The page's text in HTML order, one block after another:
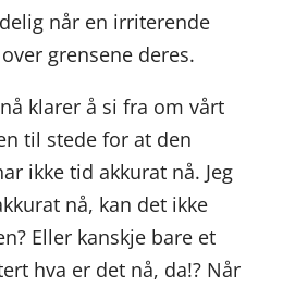
når en irriterende
grensene deres.
klarer å si fra om vårt
til stede for at den
ikke tid akkurat nå. Jeg
nå, kan det ikke
Eller kanskje bare et
hva er det nå, da!? Når